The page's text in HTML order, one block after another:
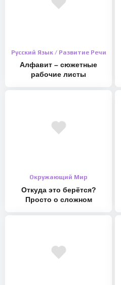
Русский Язык / Развитие Речи
Алфавит – сюжетные
рабочие листы
Окружающий Мир
Откуда это берётся?
Просто о сложном